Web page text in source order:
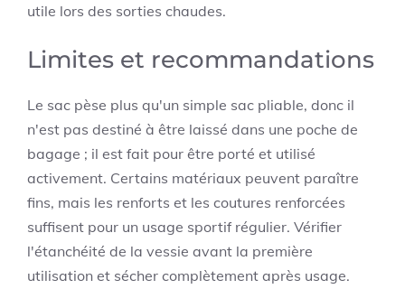
utile lors des sorties chaudes.
Limites et recommandations
Le sac pèse plus qu'un simple sac pliable, donc il
n'est pas destiné à être laissé dans une poche de
bagage ; il est fait pour être porté et utilisé
activement. Certains matériaux peuvent paraître
fins, mais les renforts et les coutures renforcées
suffisent pour un usage sportif régulier. Vérifier
l'étanchéité de la vessie avant la première
utilisation et sécher complètement après usage.